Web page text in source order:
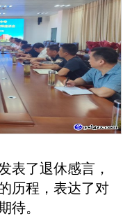
表了退休感言，
历程，表达了对
待。